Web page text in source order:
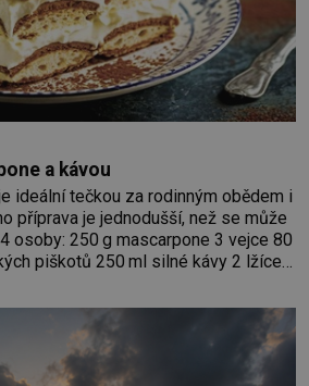
a kávou
ideální tečkou za rodinným obědem i
příprava je jednodušší, než se může
3 vejce 80
s cukrem do světlé pěny a postupně
aby vznikl hladký